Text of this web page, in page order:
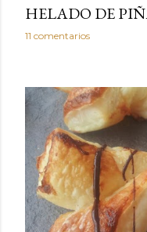
HELADO DE
11 comentarios